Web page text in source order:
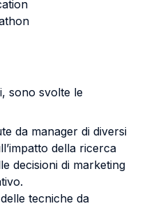
sono svolte le
da manager di diversi
della ricerca
decisioni di marketing
tecniche da